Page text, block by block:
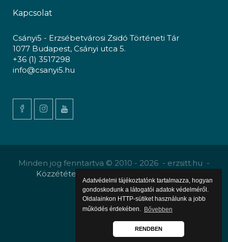
Adatvédelmi tájékoztatónk tartalmazza, hogyan
gondoskodunk a látogatói adatok védelméről.
Oldalainkon HTTP-sütiket használunk a jobb
működés érdekében. Bővebben
RENDBEN
Kapcsolat
Csányi5 - Erzsébetvárosi Zsidó Történeti Tár
1077 Budapest, Csányi utca 5.
+36 (1) 3517298
info@csanyi5.hu
Minden jog fenntartva © 2010 - 2026 - erzsitt.hu -
Közzététel